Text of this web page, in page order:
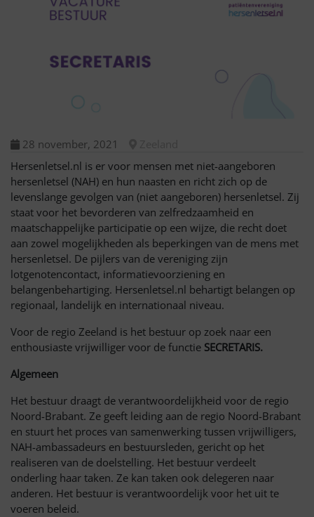
28 november, 2021
Hersenletsel.nl is er voor mensen met niet-aangeboren
hersenletsel (NAH) en hun naasten en richt zich op de
levenslange gevolgen van (niet aangeboren) hersenletsel. Zij
staat voor het bevorderen van zelfredzaamheid en
maatschappelijke participatie op een wijze, die recht doet
aan zowel mogelijkheden als beperkingen van de mens met
hersenletsel. De pijlers van de vereniging zijn
lotgenotencontact, informatievoorziening en
belangenbehartiging. Hersenletsel.nl behartigt belangen op
regionaal, landelijk en internationaal niveau.
Voor de regio Zeeland is het bestuur op zoek naar een
enthousiaste vrijwilliger voor de functie SECRETARIS.
Algemeen
Het bestuur draagt de verantwoordelijkheid voor de regio
Noord-Brabant. Ze geeft leiding aan de regio Noord-Brabant
en stuurt het proces van samenwerking tussen vrijwilligers,
NAH-ambassadeurs en bestuursleden, gericht op het
realiseren van de doelstelling. Het bestuur verdeelt
onderling haar taken. Ze kan taken ook delegeren naar
anderen. Het bestuur is verantwoordelijk voor het uit te
voeren beleid.